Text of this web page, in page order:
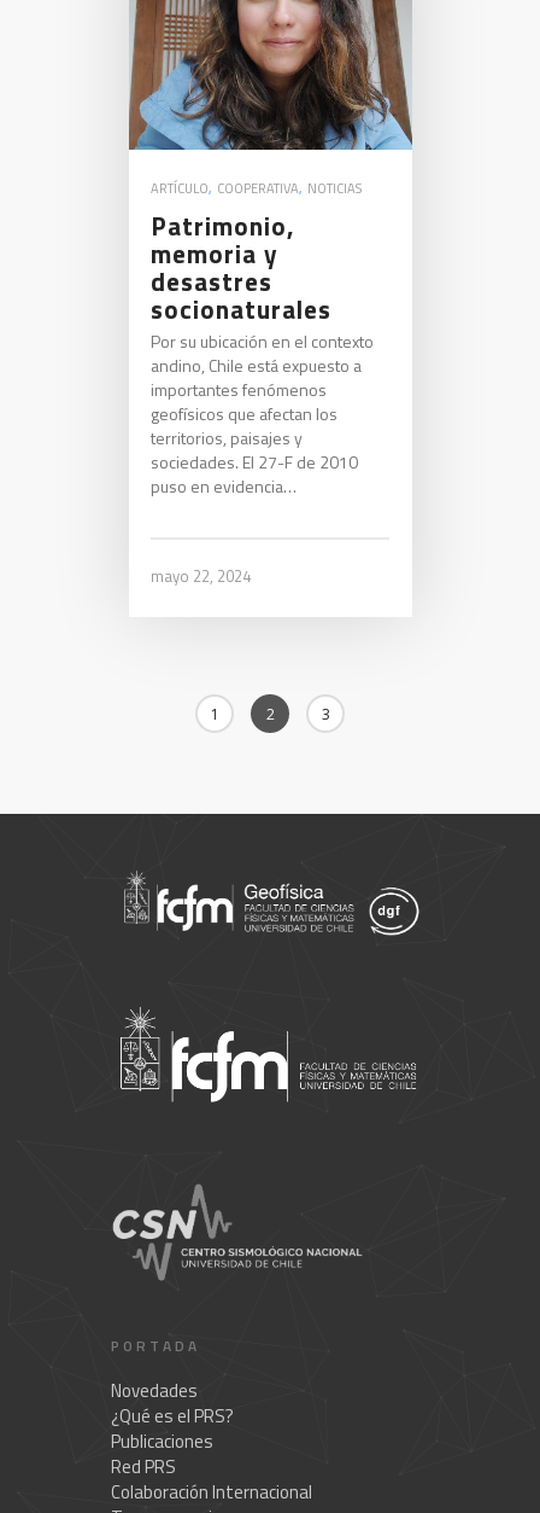
ARTÍCULO, COOPERATIVA, NOTICIAS
Patrimonio,
memoria y
desastres
socionaturales
Por su ubicación en el contexto
andino, Chile está expuesto a
importantes fenómenos
geofísicos que afectan los
territorios, paisajes y
sociedades. El 27-F de 2010
puso en evidencia…
mayo 22, 2024
1 2 3
PORTADA
Novedades
¿Qué es el PRS?
Publicaciones
Red PRS
Colaboración Internacional